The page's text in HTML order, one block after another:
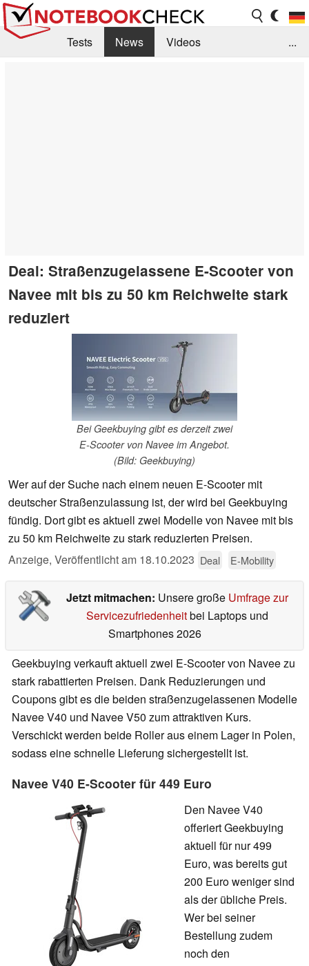
Tests News
Videos
...
Deal: Straßenzugelassene E-Scooter von
Navee mit bis zu 50 km Reichweite stark
reduziert
Bei Geekbuying gibt es derzeit zwei
E-Scooter von Navee im Angebot.
(Bild: Geekbuying)
Wer auf der Suche nach einem neuen E-Scooter mit
deutscher Straßenzulassung ist, der wird bei Geekbuying
fündig. Dort gibt es aktuell zwei Modelle von Navee mit bis
zu 50 km Reichweite zu stark reduzierten Preisen.
Anzeige, Veröffentlicht am 18.10.2023 Deal E-Mobility
Jetzt mitmachen: Unsere große Umfrage zur
Servicezufriedenheitbei Laptops und
Smartphones 2026
Geekbuying verkauft aktuell zwei E-Scooter von Navee zu
stark rabattierten Preisen. Dank Reduzierungen und
Coupons gibt es die beiden straßenzugelassenen Modelle
Navee V40 und Navee V50 zum attraktiven Kurs.
Verschickt werden beide Roller aus einem Lager in Polen,
sodass eine schnelle Lieferung sichergestellt ist.
Navee V40 E-Scooter für 449 Euro
Den Navee V40
offeriert Geekbuying
aktuell für nur 499
Euro, was bereits gut
200 Euro weniger sind
als der übliche Preis.
Wer bei seiner
Bestellung zudem
noch den